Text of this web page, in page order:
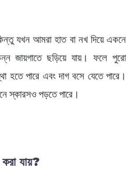
যখন আমরা হাত বা নখ দিয়ে একনে
জায়গাতে ছড়িয়ে যায়। ফলে পুরো
পারে এবং দাগ বসে যেতে পারে।
স্কারসও পড়তে পারে।
যায়?